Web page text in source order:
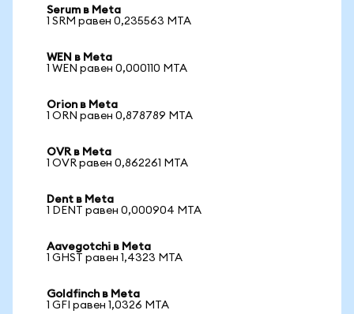
Serum в Meta
1 SRM равен 0,235563 MTA
WEN в Meta
1 WEN равен 0,000110 MTA
Orion в Meta
1 ORN равен 0,878789 MTA
OVR в Meta
1 OVR равен 0,862261 MTA
Dent в Meta
1 DENT равен 0,000904 MTA
Aavegotchi в Meta
1 GHST равен 1,4323 MTA
Goldfinch в Meta
1 GFI равен 1,0326 MTA